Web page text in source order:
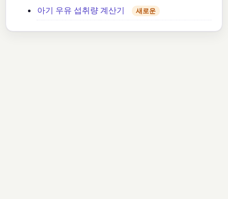
아기 우유 섭취량 계산기 새로운